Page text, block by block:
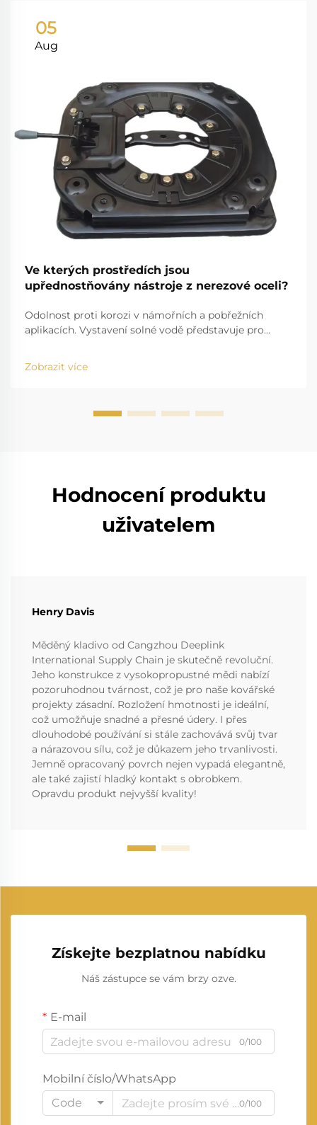
05
Aug
Ve kterých prostředích jsou
upřednostňovány nástroje z nerezové oceli?
Odolnost proti korozi v námořních a pobřežních
aplikacích. Vystavení solné vodě představuje pro
problém solné vody, která se zabodává do běžných
nástrojů a způsobuje jejich poškození, je dobře známý.
Zobrazit více
Hodnocení produktu
uživatelem
Henry Davis
Měděný kladivo od Cangzhou Deeplink
International Supply Chain je skutečně revoluční.
Jeho konstrukce z vysokopropustné mědi nabízí
pozoruhodnou tvárnost, což je pro naše kovářské
projekty zásadní. Rozložení hmotnosti je ideální,
což umožňuje snadné a přesné údery. I přes
dlouhodobé používání si stále zachovává svůj tvar
a nárazovou sílu, což je důkazem jeho trvanlivosti.
Jemně opracovaný povrch nejen vypadá elegantně,
ale také zajistí hladký kontakt s obrobkem.
Opravdu produkt nejvyšší kvality!
Získejte bezplatnou nabídku
Náš zástupce se vám brzy ozve.
E-mail
0/100
Mobilní číslo/WhatsApp
Code
0/100